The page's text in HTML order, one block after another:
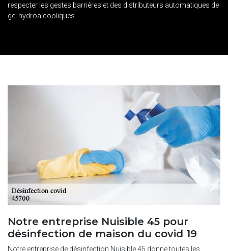
respecter les gestes barrières et des distributeurs automatiques de
gel hydroalcooliques.
Notre entreprise Nuisible 45 pour
désinfection de maison du covid 19
Notre entreprise de désinfection Nuisible 45 donne toutes les